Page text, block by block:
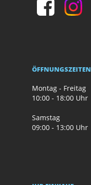
ÖFFNUNGSZEITEN
Montag - Freitag
10:00 - 18:00 Uhr
Samstag
09:00 - 13:00 Uhr